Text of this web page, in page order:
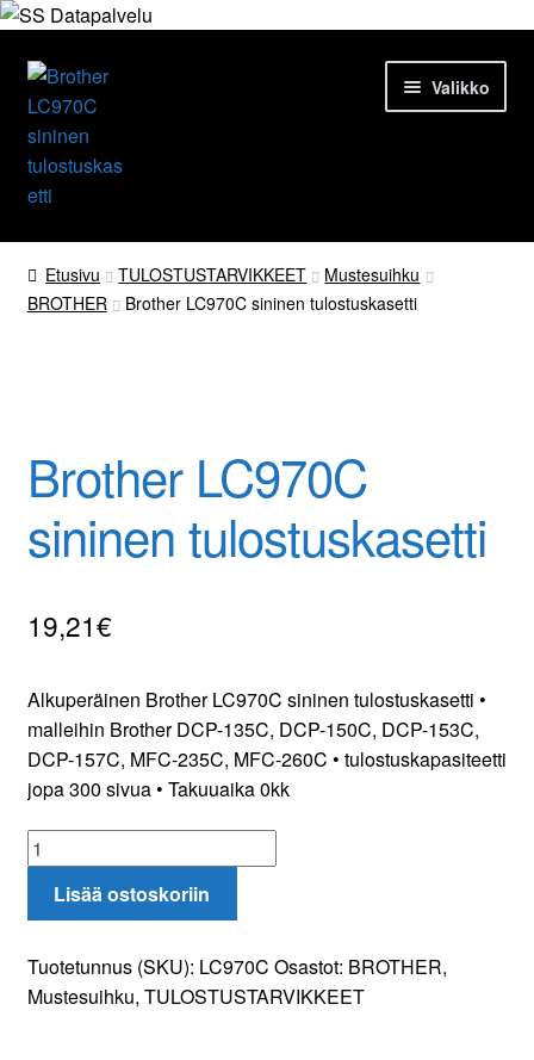
Siirry
navigointiin
Siirry
sisältöön
Valikko
Etusivu
Tuotteet
Yrityksestä
Yhteydenotto
Oma tili
Etusivu TULOSTUSTARVIKKEET
Mustesuihku
BROTHER
Brother LC970C sininen tulostuskasetti
Brother LC970C
sininen tulostuskasetti
19,21€
Alkuperäinen Brother LC970C sininen tulostuskasetti •
malleihin Brother DCP-135C, DCP-150C, DCP-153C,
DCP-157C, MFC-235C, MFC-260C • tulostuskapasiteetti
jopa 300 sivua • Takuuaika 0kk
Brother
LC970C
sininen
määrä
Lisää ostoskoriin
Tuotetunnus (SKU): LC970C Osastot: BROTHER,
Mustesuihku, TULOSTUSTARVIKKEET